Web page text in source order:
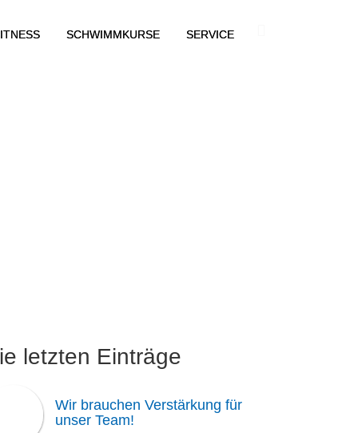
SCHWIMMKURSE SERVICE
letzten Einträge
Wir brauchen Verstärkung für
unser Team!